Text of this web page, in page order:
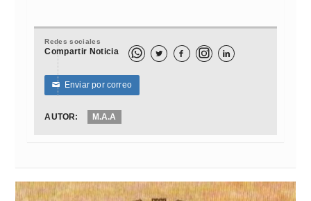
Redes sociales
Compartir Noticia   
✉ Enviar por correo
AUTOR: M.A.A